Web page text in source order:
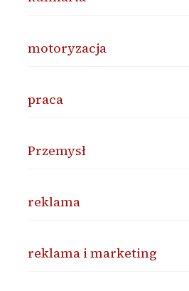
motoryzacja
praca
Przemysł
reklama
reklama i marketing